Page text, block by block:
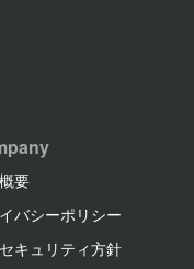
要
バシーポリシー
キュリティ方針